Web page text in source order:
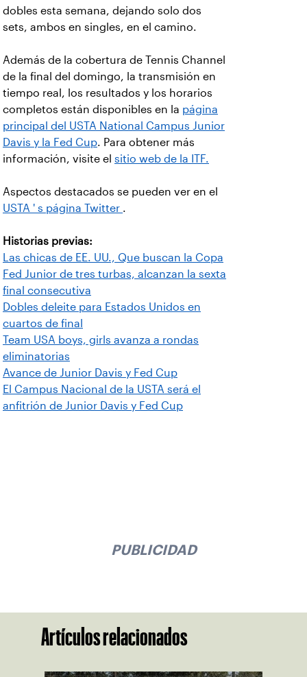
dobles esta semana, dejando solo dos
sets, ambos en singles, en el camino.
Además de la cobertura de Tennis Channel
de la final del domingo, la transmisión en
tiempo real, los resultados y los horarios
completos están disponibles en la página
principal del USTA National Campus Junior
Davis y la Fed Cup. Para obtener más
información, visite el sitio web de la ITF.
Aspectos destacados se pueden ver en el
USTA ' s página Twitter .
Historias previas:
Las chicas de EE. UU., Que buscan la Copa
Fed Junior de tres turbas, alcanzan la sexta
final consecutiva
Dobles deleite para Estados Unidos en
cuartos de final
Team USA boys, girls avanza a rondas
eliminatorias
Avance de Junior Davis y Fed Cup
El Campus Nacional de la USTA será el
anfitrión de Junior Davis y Fed Cup
PUBLICIDAD
Artículos relacionados